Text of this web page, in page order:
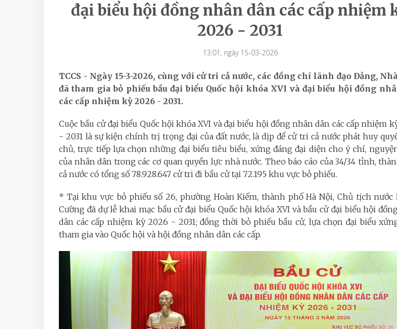
đại biểu hội đồng nhân dân các cấp nhiệm
2026 - 2031
13:01, ngày 15-03-2026
TCCS - Ngày 15-3-2026, cùng với cử tri cả nước, các đồng chí lãnh đạo Đảng,
đã tham gia bỏ phiếu bầu đại biểu Quốc hội khóa XVI và đại biểu hội đồng
các cấp nhiệm kỳ 2026 - 2031.
Cuộc bầu cử đại biểu Quốc hội khóa XVI và đại biểu hội đồng nhân dân các cấp nhiệm
- 2031 là sự kiện chính trị trọng đại của đất nước, là dịp để cử tri cả nước phát huy
chủ, trực tiếp lựa chọn những đại biểu tiêu biểu, xứng đáng đại diện cho ý chí,
của nhân dân trong các cơ quan quyền lực nhà nước. Theo báo cáo của 34/34 tỉnh,
cả nước có tổng số 78.928.647 cử tri đi bầu cử tại 72.195 khu vực bỏ phiếu.
* Tại khu vực bỏ phiếu số 26, phường Hoàn Kiếm, thành phố Hà Nội, Chủ tịch nước
Cường đã dự lễ khai mạc bầu cử đại biểu Quốc hội khóa XVI và bầu cử đại biểu hội
dân các cấp nhiệm kỳ 2026 - 2031; đồng thời bỏ phiếu bầu cử, lựa chọn đại biểu
tham gia vào Quốc hội và hội đồng nhân dân các cấp.